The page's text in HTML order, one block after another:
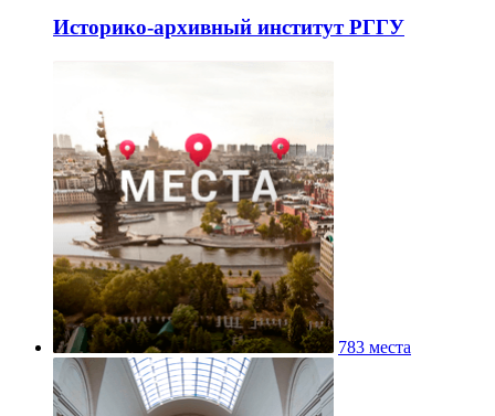
Историко-архивный институт РГГУ
783 места